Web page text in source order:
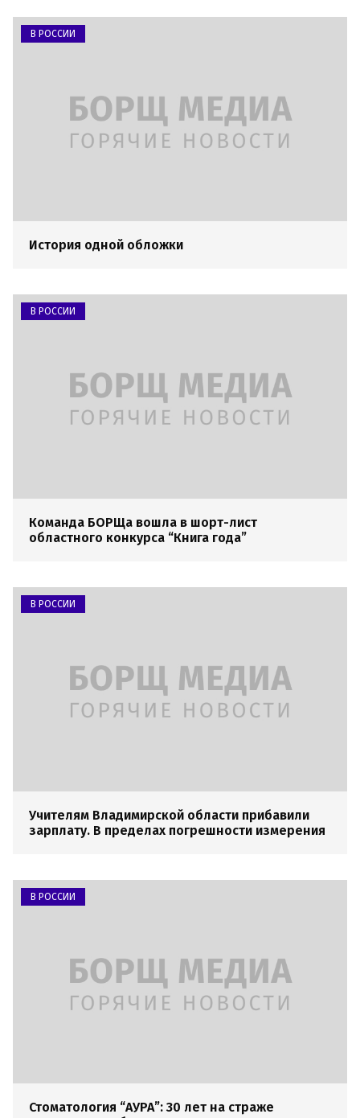
В РОССИИ
История одной обложки
В РОССИИ
Команда БОРЩа вошла в шорт-лист
областного конкурса “Книга года”
В РОССИИ
Учителям Владимирской области прибавили
зарплату. В пределах погрешности измерения
В РОССИИ
Стоматология “АУРА”: 30 лет на страже